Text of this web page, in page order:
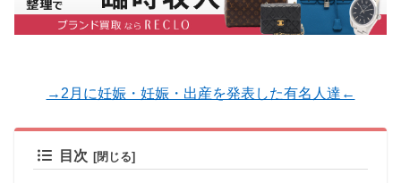
→2月に妊娠・妊娠・出産を発表した有名人達←
目次